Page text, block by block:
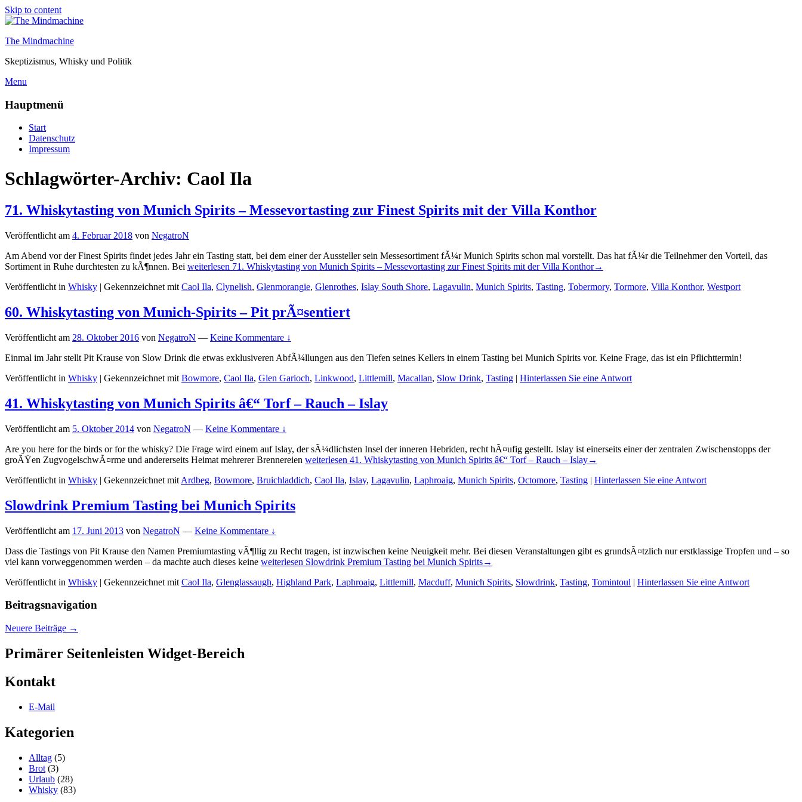
Skip to content
The Mindmachine
Skeptizismus, Whisky und Politik
Menu
Hauptmenü
Start
Datenschutz
Impressum
Schlagwörter-Archiv: Caol Ila
71. Whiskytasting von Munich Spirits – Messevortasting zur Finest Spirits mit der Villa Konthor
Veröffentlicht am 4. Februar 2018 von NegatroN
Am Abend vor der Finest Spirits findet jedes Jahr ein Tasting statt, bei dem einer der Aussteller sein Messesortiment fÃ¼r Munich Spirits schon mal vorstellt. Das hat fÃ¼r die Teilnehmer den Vorteil, das
Sortiment in Ruhe durchtesten zu kÃ¶nnen. Bei weiterlesen 71. Whiskytasting von Munich Spirits – Messevortasting zur Finest Spirits mit der Villa Konthor→
Veröffentlicht in Whisky | Gekennzeichnet mit Caol Ila, Clynelish, Glenmorangie, Glenrothes, Islay South Shore, Lagavulin, Munich Spirits, Tasting, Tobermory, Tormore, Villa Konthor, Westport
60. Whiskytasting von Munich-Spirits – Pit prÃ¤sentiert
Veröffentlicht am 28. Oktober 2016 von NegatroN — Keine Kommentare ↓
Einmal im Jahr stellt Pit Krause von Slow Drink die etwas exklusiveren AbfÃ¼llungen aus den Tiefen seines Kellers in einem Tasting bei Munich Spirits vor. Keine Frage, das ist ein Pflichttermin!
Veröffentlicht in Whisky | Gekennzeichnet mit Bowmore, Caol Ila, Glen Garioch, Linkwood, Littlemill, Macallan, Slow Drink, Tasting | Hinterlassen Sie eine Antwort
41. Whiskytasting von Munich Spirits â€“ Torf – Rauch – Islay
Veröffentlicht am 5. Oktober 2014 von NegatroN — Keine Kommentare ↓
Are you here for the birds or for the whisky? Die Frage wird einem auf Islay, der sÃ¼dlichsten Insel der inneren Hebriden, recht hÃ¤ufig gestellt. Islay ist einerseits einer der zentralen Zwischenstopps der
groÃŸen ZugvogelschwÃ¤rme und andererseits Heimat mehrerer Brennereien weiterlesen 41. Whiskytasting von Munich Spirits â€“ Torf – Rauch – Islay→
Veröffentlicht in Whisky | Gekennzeichnet mit Ardbeg, Bowmore, Bruichladdich, Caol Ila, Islay, Lagavulin, Laphroaig, Munich Spirits, Octomore, Tasting | Hinterlassen Sie eine Antwort
Slowdrink Premium Tasting bei Munich Spirits
Veröffentlicht am 17. Juni 2013 von NegatroN — Keine Kommentare ↓
Dass die Tastings von Pit Krause den Namen Premiumtasting vÃ¶llig zu Recht tragen, ist inzwischen keine Neuigkeit mehr. Bei diesen Veranstaltungen gibt es grundsÃ¤tzlich nur erstklassige Tropfen und – so
viel kann vorweggenommen werden – da machte auch dieses keine weiterlesen Slowdrink Premium Tasting bei Munich Spirits→
Veröffentlicht in Whisky | Gekennzeichnet mit Caol Ila, Glenglassaugh, Highland Park, Laphroaig, Littlemill, Macduff, Munich Spirits, Slowdrink, Tasting, Tomintoul | Hinterlassen Sie eine Antwort
Beitragsnavigation
Neuere Beiträge →
Primärer Seitenleisten Widget-Bereich
Kontakt
E-Mail
Kategorien
Alltag (5)
Brot (3)
Urlaub (28)
Whisky (83)